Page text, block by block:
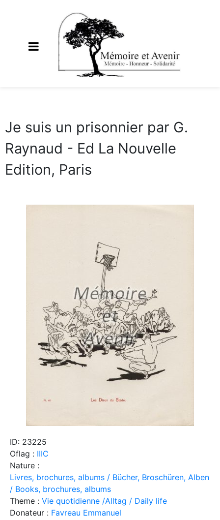
Je suis un prisonnier par G.
Raynaud - Ed La Nouvelle
Edition, Paris
ID: 23225
Oflag : IIIC
Nature :
Livres, brochures, albums / Bücher, Broschüren, Alben
/ Books, brochures, albums
Theme : Vie quotidienne /Alltag / Daily life
Donateur : Favreau Emmanuel